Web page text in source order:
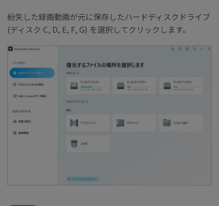
紛失した録画動画が元に保存したハードディスクドライブ
(ディスク C, D, E, F, G) を選択してクリックします。